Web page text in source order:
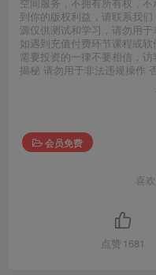
空间服务，不拥有所有权，
到你的版权利益，请联系我
源仅供测试和学习，请勿用于
如遇到充值付费环节课程或
需要投资的一律不要相信，
揭秘 请勿用于非法违规操作
会员免费
喜
点赞 1681